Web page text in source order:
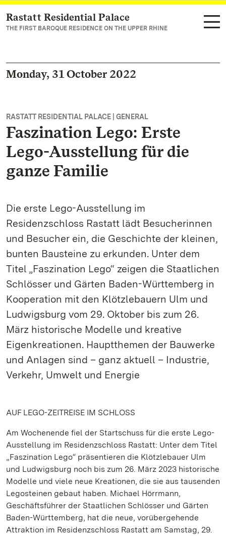
Navigate to main page
Rastatt Residential Palace
THE FIRST BAROQUE RESIDENCE ON THE UPPER RHINE
Monday, 31 October 2022
RASTATT RESIDENTIAL PALACE | GENERAL
Faszination Lego: Erste
Lego-Ausstellung für die
ganze Familie
Die erste Lego-Ausstellung im
Residenzschloss Rastatt lädt Besucherinnen
und Besucher ein, die Geschichte der kleinen,
bunten Bausteine zu erkunden. Unter dem
Titel „Faszination Lego“ zeigen die Staatlichen
Schlösser und Gärten Baden-Württemberg in
Kooperation mit den Klötzlebauern Ulm und
Ludwigsburg vom 29. Oktober bis zum 26.
März historische Modelle und kreative
Eigenkreationen. Hauptthemen der Bauwerke
und Anlagen sind – ganz aktuell – Industrie,
Verkehr, Umwelt und Energie
AUF LEGO-ZEITREISE IM SCHLOSS
Am Wochenende fiel der Startschuss für die erste Lego-
Ausstellung im Residenzschloss Rastatt: Unter dem Titel
„Faszination Lego“ präsentieren die Klötzlebauer Ulm
und Ludwigsburg noch bis zum 26. März 2023 historische
Modelle und viele neue Kreationen, die sie aus tausenden
Legosteinen gebaut haben. Michael Hörrmann,
Geschäftsführer der Staatlichen Schlösser und Gärten
Baden-Württemberg, hat die neue, vorübergehende
Attraktion im Residenzschloss Rastatt am Samstag, 29.